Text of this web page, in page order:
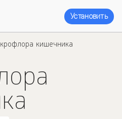
Установить
кишечника